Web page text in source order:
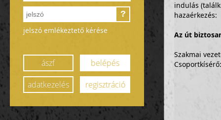
?
jelszó emlékeztető kérése
ászf
belépés
adatkezelés
regisztráció
indulás
Az út
Szakmai